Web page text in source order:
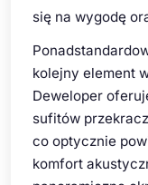
się na wygodę
kolejny element
Deweloper
sufitów
co optycznie
komfort